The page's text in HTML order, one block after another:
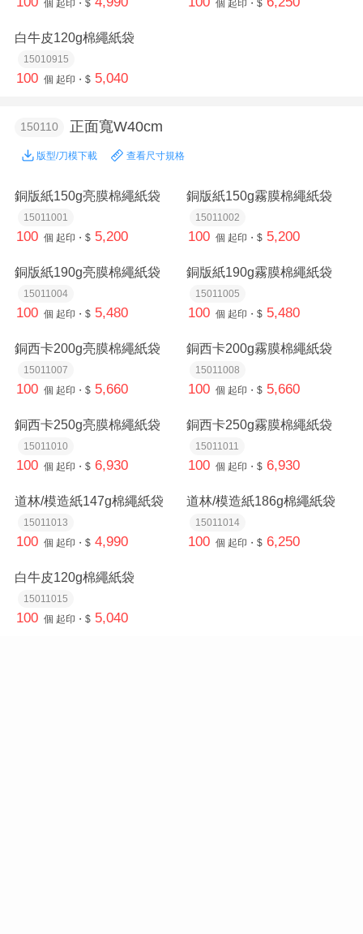
個 起印・$ 個 起印・$
白牛皮120g棉繩紙袋
15010915
100 個 起印・$ 5,040
150110 正面寬W40cm
版型/刀模下載 查看尺寸規格
銅版紙150g亮膜棉繩紙袋
15011001
100 個 起印・$ 5,200
銅版紙150g霧膜棉繩紙袋
15011002
100 個 起印・$ 5,200
銅版紙190g亮膜棉繩紙袋
15011004
100 個 起印・$ 5,480
銅版紙190g霧膜棉繩紙袋
15011005
100 個 起印・$ 5,480
銅西卡200g亮膜棉繩紙袋
15011007
100 個 起印・$ 5,660
銅西卡200g霧膜棉繩紙袋
15011008
100 個 起印・$ 5,660
銅西卡250g亮膜棉繩紙袋
15011010
100 個 起印・$ 6,930
銅西卡250g霧膜棉繩紙袋
15011011
100 個 起印・$ 6,930
道林/模造紙147g棉繩紙袋
15011013
100 個 起印・$ 4,990
道林/模造紙186g棉繩紙袋
15011014
100 個 起印・$ 6,250
白牛皮120g棉繩紙袋
15011015
100 個 起印・$ 5,040